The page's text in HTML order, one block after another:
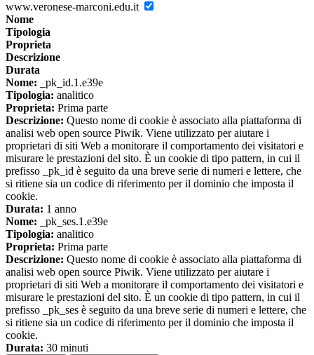
www.veronese-marconi.edu.it
Nome
Tipologia
Proprieta
Descrizione
Durata
Nome: _pk_id.1.e39e
Tipologia: analitico
Proprieta: Prima parte
Descrizione: Questo nome di cookie è associato alla piattaforma di
analisi web open source Piwik. Viene utilizzato per aiutare i
proprietari di siti Web a monitorare il comportamento dei visitatori e
misurare le prestazioni del sito. È un cookie di tipo pattern, in cui il
prefisso _pk_id è seguito da una breve serie di numeri e lettere, che
si ritiene sia un codice di riferimento per il dominio che imposta il
cookie.
Durata: 1 anno
Nome: _pk_ses.1.e39e
Tipologia: analitico
Proprieta: Prima parte
Descrizione: Questo nome di cookie è associato alla piattaforma di
analisi web open source Piwik. Viene utilizzato per aiutare i
proprietari di siti Web a monitorare il comportamento dei visitatori e
misurare le prestazioni del sito. È un cookie di tipo pattern, in cui il
prefisso _pk_ses è seguito da una breve serie di numeri e lettere, che
si ritiene sia un codice di riferimento per il dominio che imposta il
cookie.
Durata: 30 minuti